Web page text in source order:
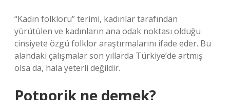
“Kadın folkloru” terimi, kadınlar tarafından
yürütülen ve kadınların ana odak noktası olduğu
cinsiyete özgü folklor araştırmalarını ifade eder. Bu
alandaki çalışmalar son yıllarda Türkiye’de artmış
olsa da, hala yeterli değildir.
Potporik ne demek?